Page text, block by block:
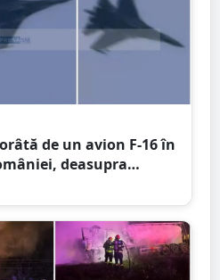
de un avion F-16 în
deasupra